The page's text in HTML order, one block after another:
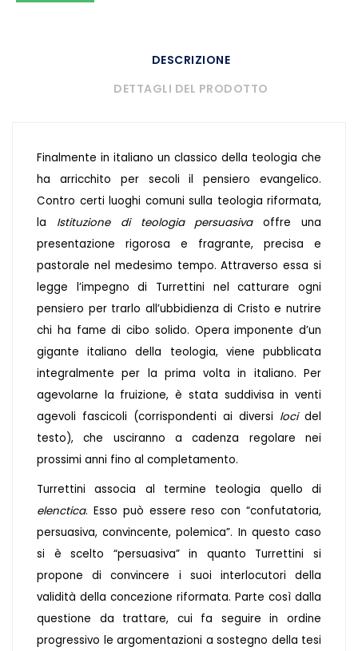
DESCRIZIONE
DETTAGLI DEL PRODOTTO
Finalmente in italiano un classico della teologia che
ha arricchito per secoli il pensiero evangelico.
Contro certi luoghi comuni sulla teologia riformata,
la Istituzione di teologia persuasivaoffre una
presentazione rigorosa e fragrante, precisa e
pastorale nel medesimo tempo. Attraverso essa si
legge l’impegno di Turrettini nel catturare ogni
pensiero per trarlo all’ubbidienza di Cristo e nutrire
chi ha fame di cibo solido. Opera imponente d’un
gigante italiano della teologia, viene pubblicata
integralmente per la prima volta in italiano. Per
agevolarne la fruizione, è stata suddivisa in venti
agevoli fascicoli (corrispondenti ai diversi locidel
testo), che usciranno a cadenza regolare nei
prossimi anni fino al completamento.
Turrettini associa al termine teologia quello di
elenctica. Esso può essere reso con “confutatoria,
persuasiva, convincente, polemica”. In questo caso
si è scelto “persuasiva” in quanto Turrettini si
propone di convincere i suoi interlocutori della
validità della concezione riformata. Parte così dalla
questione da trattare, cui fa seguire in ordine
progressivo le argomentazioni a sostegno della tesi